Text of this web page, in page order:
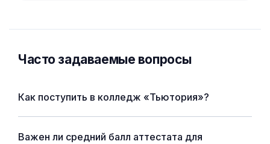
Часто задаваемые вопросы
Как поступить в колледж «Тьютория»?
Важен ли средний балл аттестата для